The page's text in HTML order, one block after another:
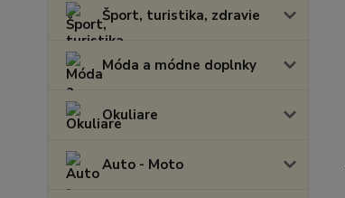
Šport, turistika, zdravie
Móda a módne doplnky
Okuliare
Auto - Moto